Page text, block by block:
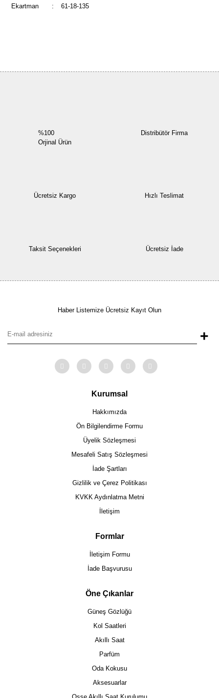
Ekartman : 61-18-135
%100
Orjinal Ürün
Distribütör Firma
Ücretsiz Kargo Hızlı Teslimat
Taksit Seçenekleri Ücretsiz İade
Haber Listemize Ücretsiz Kayıt Olun
+
Kurumsal
Hakkımızda
Ön Bilgilendirme Formu
Üyelik Sözleşmesi
Mesafeli Satış Sözleşmesi
İade Şartları
Gizlilik ve Çerez Politikası
KVKK Aydınlatma Metni
İletişim
Formlar
İletişim Formu
İade Başvurusu
Öne Çıkanlar
Güneş Gözlüğü
Kol Saatleri
Akıllı Saat
Parfüm
Oda Kokusu
Aksesuarlar